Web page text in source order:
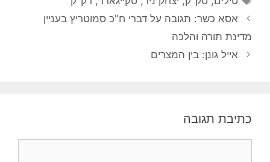
אסא כשר: תגובה על דברי ח"כ סמוטריץ בעניין
מדינת תורה והלכה
אייל גונן: בין המצרים
כתיבת תגובה